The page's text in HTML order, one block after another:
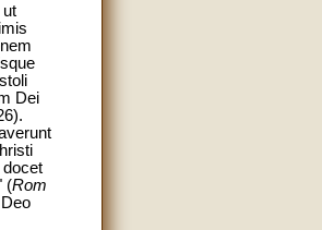
ut
Dei
docet
(Rom